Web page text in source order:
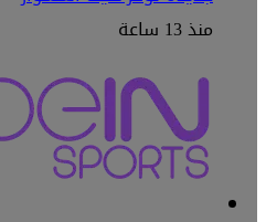
منذ 13 ساعة